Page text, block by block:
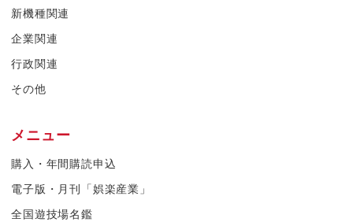
新機種関連
企業関連
行政関連
その他
メニュー
購入・年間購読申込
電子版・月刊「娯楽産業」
全国遊技場名鑑